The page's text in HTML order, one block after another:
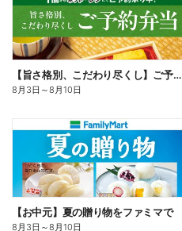
【旨さ格別、こだわり尽くし】ご予約弁当
8月3日 ～8月10日
【お中元】夏の贈り物をファミマで
8月3日 ～8月10日